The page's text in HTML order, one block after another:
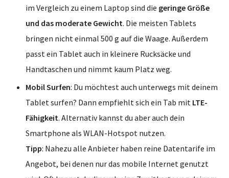
im Vergleich zu einem Laptop sind die geringe Größe
und das moderate Gewicht. Die meisten Tablets
bringen nicht einmal 500 g auf die Waage. Außerdem
passt ein Tablet auch in kleinere Rucksäcke und
Handtaschen und nimmt kaum Platz weg.
Mobil Surfen: Du möchtest auch unterwegs mit deinem
Tablet surfen? Dann empfiehlt sich ein Tab mit LTE-
Fähigkeit. Alternativ kannst du aber auch dein
Smartphone als WLAN-Hotspot nutzen.
Tipp: Nahezu alle Anbieter haben reine Datentarife im
Angebot, bei denen nur das mobile Internet genutzt